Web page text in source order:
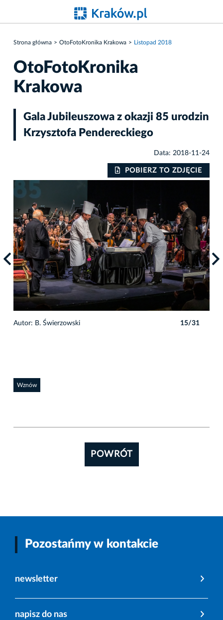
Strona główna OtoFotoKronika Krakowa Listopad 2018
OtoFotoKronika
Krakowa
Gala Jubileuszowa z okazji 85 urodzin
Krzysztofa Pendereckiego
Data: 2018-11-24
POBIERZ TO ZDJĘCIE
Autor: B. Świerzowski 15/31
Wznów
POWRÓT
Pozostańmy w kontakcie
newsletter
napisz do nas